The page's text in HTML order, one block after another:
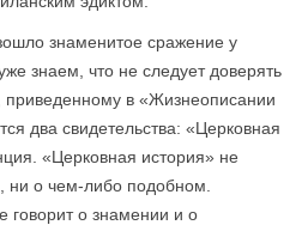
знаменитое сражение у
знаем, что не следует доверять
приведенному в «Жизнеописании
два свидетельства: «Церковная
«Церковная история» не
ни о чем-либо подобном.
говорит о знамении и о